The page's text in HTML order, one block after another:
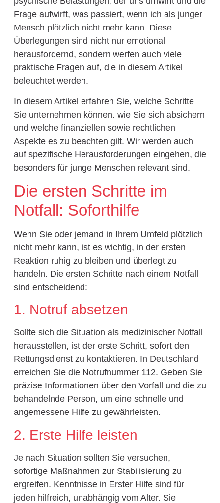
Frage aufwirft, was passiert, wenn ich als junger
Mensch plötzlich nicht mehr kann. Diese
Überlegungen sind nicht nur emotional
herausfordernd, sondern werfen auch viele
praktische Fragen auf, die in diesem Artikel
beleuchtet werden.
In diesem Artikel erfahren Sie, welche Schritte
Sie unternehmen können, wie Sie sich absichern
und welche finanziellen sowie rechtlichen
Aspekte es zu beachten gilt. Wir werden auch
auf spezifische Herausforderungen eingehen, die
besonders für junge Menschen relevant sind.
Die ersten Schritte im
Notfall: Soforthilfe
Wenn Sie oder jemand in Ihrem Umfeld plötzlich
nicht mehr kann, ist es wichtig, in der ersten
Reaktion ruhig zu bleiben und überlegt zu
handeln. Die ersten Schritte nach einem Notfall
sind entscheidend:
1. Notruf absetzen
Sollte sich die Situation als medizinischer Notfall
herausstellen, ist der erste Schritt, sofort den
Rettungsdienst zu kontaktieren. In Deutschland
erreichen Sie die Notrufnummer 112. Geben Sie
präzise Informationen über den Vorfall und die zu
behandelnde Person, um eine schnelle und
angemessene Hilfe zu gewährleisten.
2. Erste Hilfe leisten
Je nach Situation sollten Sie versuchen,
sofortige Maßnahmen zur Stabilisierung zu
ergreifen. Kenntnisse in Erster Hilfe sind für
jeden hilfreich, unabhängig vom Alter. Sie